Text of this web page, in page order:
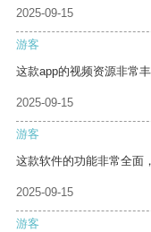
2025-09-15
游客
这款app的视频资源非常
2025-09-15
游客
这款软件的功能非常全面
2025-09-15
游客